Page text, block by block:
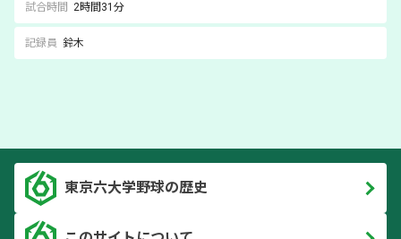
試合時間 2時間31分
記録員 鈴木
東京六大学野球の歴史